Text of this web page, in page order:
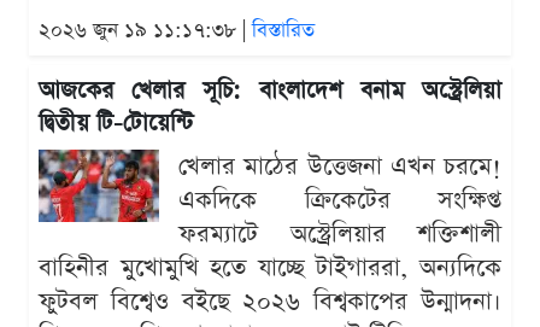
২০২৬ জুন ১৯ ১১:১৭:৩৮ |বিস্তারিত
আজকের খেলার সূচি: বাংলাদেশ বনাম অস্ট্রেলিয়া
দ্বিতীয় টি-টোয়েন্টি
খেলার মাঠের উত্তেজনা এখন চরমে!
একদিকে ক্রিকেটের সংক্ষিপ্ত
ফরম্যাটে অস্ট্রেলিয়ার শক্তিশালী
বাহিনীর মুখোমুখি হতে যাচ্ছে টাইগাররা, অন্যদিকে
ফুটবল বিশ্বেও বইছে ২০২৬ বিশ্বকাপের উন্মাদনা।